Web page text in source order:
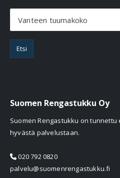
Vanteen tuumakoko
Etsi
Suomen Rengastukku Oy
Suomen Rengastukku on
hyvästä palvelustaan.
020 792 0820
palvelu@suomenrengastukku.fi